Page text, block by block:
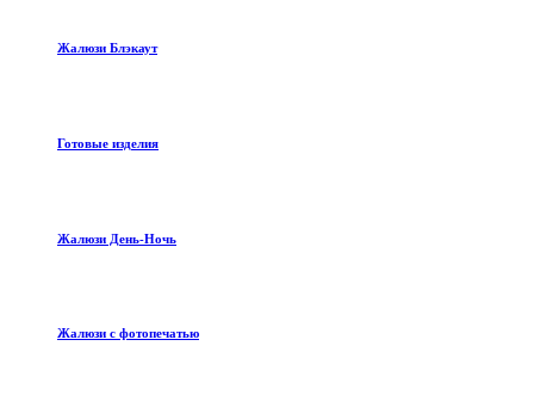
Жалюзи Блэкаут
Готовые изделия
Жалюзи День-Ночь
Жалюзи с фотопечатью